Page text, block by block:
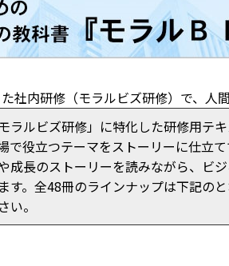
社内研修（モラルビズ研修）で、人
ラルビズ研修」に特化した研修用テ
で役立つテーマをストーリーに仕立
成長のストーリーを読みながら、ビ
す。全48冊のラインナップは下記の
い。